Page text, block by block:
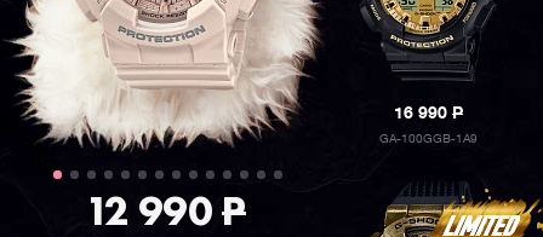
12 990P
16 990P
GA-100GGB-1A9